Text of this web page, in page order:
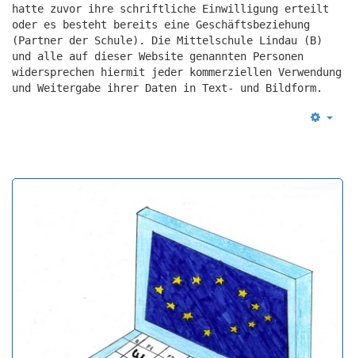
hatte zuvor ihre schriftliche Einwilligung erteilt
oder es besteht bereits eine Geschäftsbeziehung
(Partner der Schule). Die Mittelschule Lindau (B)
und alle auf dieser Website genannten Personen
widersprechen hiermit jeder kommerziellen Verwendung
und Weitergabe ihrer Daten in Text- und Bildform.